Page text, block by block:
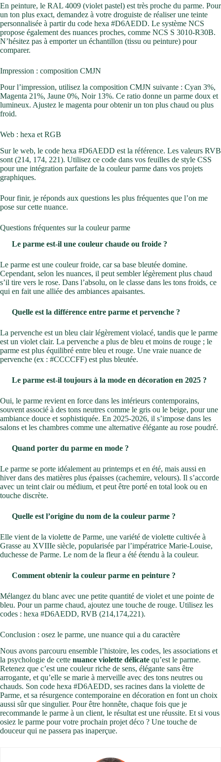
En peinture, le RAL 4009 (violet pastel) est très proche du parme. Pour
un ton plus exact, demandez à votre droguiste de réaliser une teinte
personnalisée à partir du code hexa #D6AEDD. Le système NCS
propose également des nuances proches, comme NCS S 3010-R30B.
N’hésitez pas à emporter un échantillon (tissu ou peinture) pour
comparer.
Impression : composition CMJN
Pour l’impression, utilisez la composition CMJN suivante : Cyan 3%,
Magenta 21%, Jaune 0%, Noir 13%. Ce ratio donne un parme doux et
lumineux. Ajustez le magenta pour obtenir un ton plus chaud ou plus
froid.
Web : hexa et RGB
Sur le web, le code hexa #D6AEDD est la référence. Les valeurs RVB
sont (214, 174, 221). Utilisez ce code dans vos feuilles de style CSS
pour une intégration parfaite de la couleur parme dans vos projets
graphiques.
Pour finir, je réponds aux questions les plus fréquentes que l’on me
pose sur cette nuance.
Questions fréquentes sur la couleur parme
Le parme est-il une couleur chaude ou froide ?
Le parme est une couleur froide, car sa base bleutée domine.
Cependant, selon les nuances, il peut sembler légèrement plus chaud
s’il tire vers le rose. Dans l’absolu, on le classe dans les tons froids, ce
qui en fait une alliée des ambiances apaisantes.
Quelle est la différence entre parme et pervenche ?
La pervenche est un bleu clair légèrement violacé, tandis que le parme
est un violet clair. La pervenche a plus de bleu et moins de rouge ; le
parme est plus équilibré entre bleu et rouge. Une vraie nuance de
pervenche (ex : #CCCCFF) est plus bleutée.
Le parme est-il toujours à la mode en décoration en 2025 ?
Oui, le parme revient en force dans les intérieurs contemporains,
souvent associé à des tons neutres comme le gris ou le beige, pour une
ambiance douce et sophistiquée. En 2025-2026, il s’impose dans les
salons et les chambres comme une alternative élégante au rose poudré.
Quand porter du parme en mode ?
Le parme se porte idéalement au printemps et en été, mais aussi en
hiver dans des matières plus épaisses (cachemire, velours). Il s’accorde
avec un teint clair ou médium, et peut être porté en total look ou en
touche discrète.
Quelle est l’origine du nom de la couleur parme ?
Elle vient de la violette de Parme, une variété de violette cultivée à
Grasse au XVIIIe siècle, popularisée par l’impératrice Marie-Louise,
duchesse de Parme. Le nom de la fleur a été étendu à la couleur.
Comment obtenir la couleur parme en peinture ?
Mélangez du blanc avec une petite quantité de violet et une pointe de
bleu. Pour un parme chaud, ajoutez une touche de rouge. Utilisez les
codes : hexa #D6AEDD, RVB (214,174,221).
Conclusion : osez le parme, une nuance qui a du caractère
Nous avons parcouru ensemble l’histoire, les codes, les associations et
la psychologie de cette nuance violette délicate qu’est le parme.
Retenez que c’est une couleur riche de sens, élégante sans être
arrogante, et qu’elle se marie à merveille avec des tons neutres ou
chauds. Son code hexa #D6AEDD, ses racines dans la violette de
Parme, et sa résurgence contemporaine en décoration en font un choix
aussi sûr que singulier. Pour être honnête, chaque fois que je
recommande le parme à un client, le résultat est une réussite. Et si vous
osiez le parme pour votre prochain projet déco ? Une touche de
douceur qui ne passera pas inaperçue.